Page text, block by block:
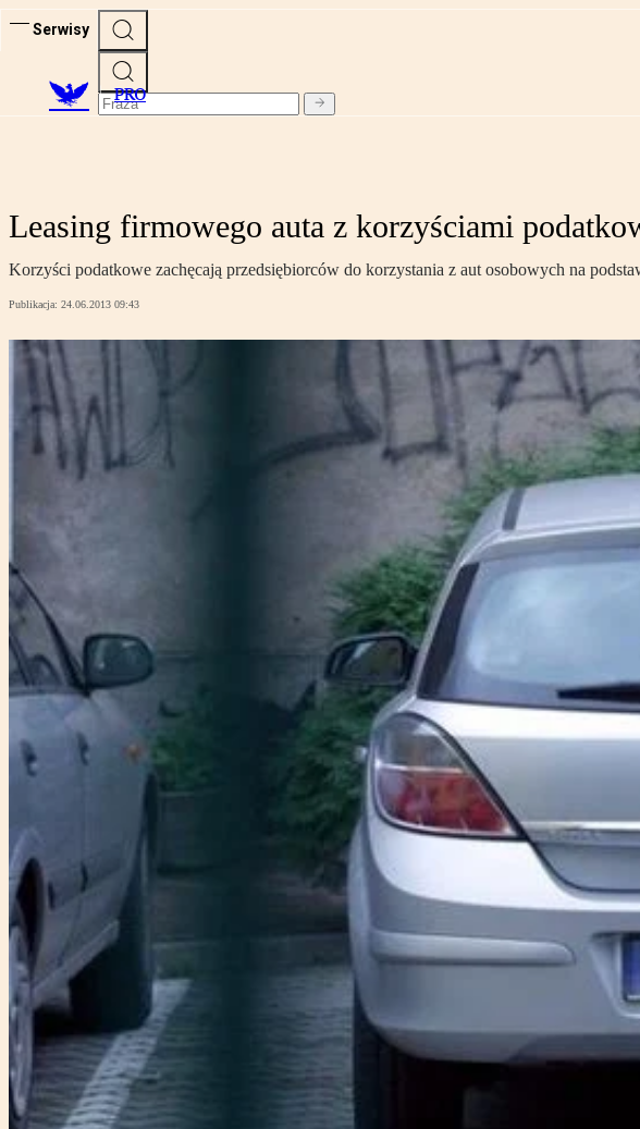
Serwisy
PRO
Leasing firmowego auta z korzyściami
Korzyści podatkowe zachęcają przedsiębiorców do korzystania z aut osobowych na
Publikacja: 24.06.2013 09:43